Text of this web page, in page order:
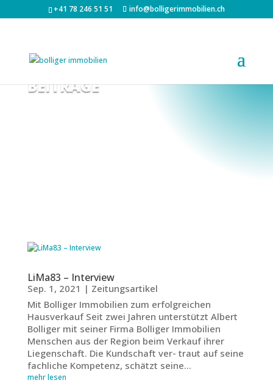
+41 78 246 51 51 info@bolligerimmobilien.ch
BEITRÄGE
LiMa83 – Interview
Sep. 1, 2021 | Zeitungsartikel
Mit Bolliger Immobilien zum erfolgreichen
Hausverkauf Seit zwei Jahren unterstützt Albert
Bolliger mit seiner Firma Bolliger Immobilien
Menschen aus der Region beim Verkauf ihrer
Liegenschaft. Die Kundschaft ver- traut auf seine
fachliche Kompetenz, schätzt seine...
mehr lesen